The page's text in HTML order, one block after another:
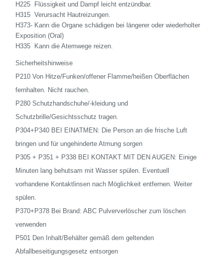
H225 ­ Flüssigkeit und Dampf leicht entzündbar.
H315 ­ Verursacht Hautreizungen.
H373- Kann die Organe schädigen bei längerer oder wiederholter
Exposition (Oral)
H335 ­ Kann die Atemwege reizen.
Sicherheitshinweise
P210 Von Hitze/Funken/offener Flamme/heißen Oberflächen
fernhalten. Nicht rauchen.
P280 Schutzhandschuhe/-kleidung und
Schutzbrille/Gesichtsschutz tragen.
P304+P340 BEI EINATMEN: Die Person an die frische Luft
bringen und für ungehinderte Atmung sorgen
P305 + P351 + P338 BEI KONTAKT MIT DEN AUGEN: Einige
Minuten lang behutsam mit Wasser spülen. Eventuell
vorhandene Kontaktlinsen nach Möglichkeit entfernen. Weiter
spülen.
P370+P378 Bei Brand: ABC Pulververlöscher zum löschen
verwenden
P501 Den Inhalt/Behälter gemäß dem geltenden
Abfallbeseitigungsgesetz entsorgen